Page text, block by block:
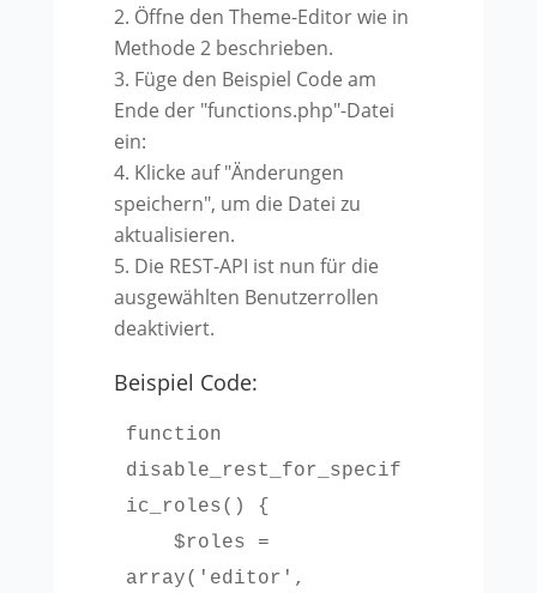
Öffne den Theme-Editor wie in
Methode 2 beschrieben.
Füge den Beispiel Code am
Ende der "functions.php"-Datei
ein:
Klicke auf "Änderungen
speichern", um die Datei zu
aktualisieren.
Die REST-API ist nun für die
ausgewählten Benutzerrollen
deaktiviert.
Beispiel Code:
function
disable_rest_for_specif
ic_roles() {
array('editor',